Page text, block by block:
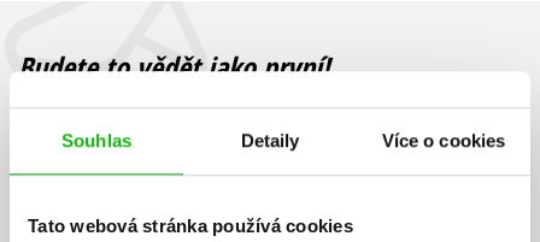
Souhlas Detaily Více o cookies
Tato webová stránka používá cookies
Budete to vědět jako první!
Zajímá Vás, jaký knižní hit právě vychází, na jaké zboží je výhodná
sleva, jaká běží soutěž o ceny? Přihlášením k odběru našich e-
souhlasíte se zpracováním osobních údajů
mailová
adresa
mailová
adresa
Vaše e-mailová adresa Přihlásit se